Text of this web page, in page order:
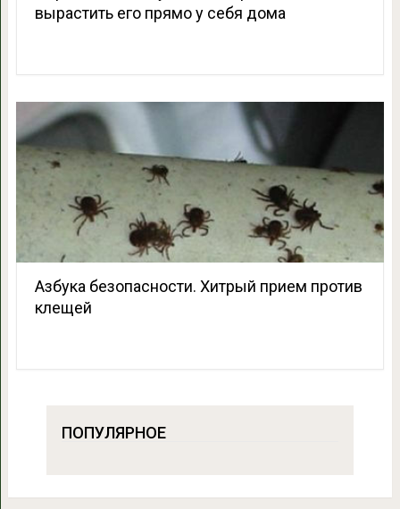
вырастить его прямо у себя дома
Азбука безопасности. Хитрый прием против
клещей
ПОПУЛЯРНОЕ